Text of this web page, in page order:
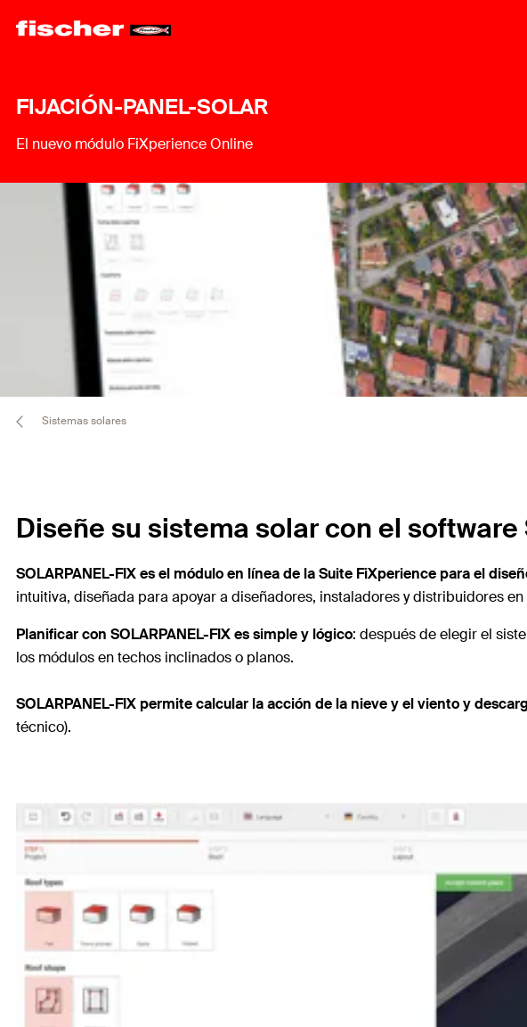
FIJACIÓN-PANEL-SOLAR
El nuevo módulo FiXperience Online
Sistemas solares
Diseñe su sistema solar con el software
SOLARPANEL-FIX es el módulo en línea de la Suite FiXperience para el
intuitiva, diseñada para apoyar a diseñadores, instaladores y distribuidores
Planificar con SOLARPANEL-FIX es simple y lógico: después de elegir el
los módulos en techos inclinados o planos.
SOLARPANEL-FIX permite calcular la acción de la nieve y el viento y
técnico).